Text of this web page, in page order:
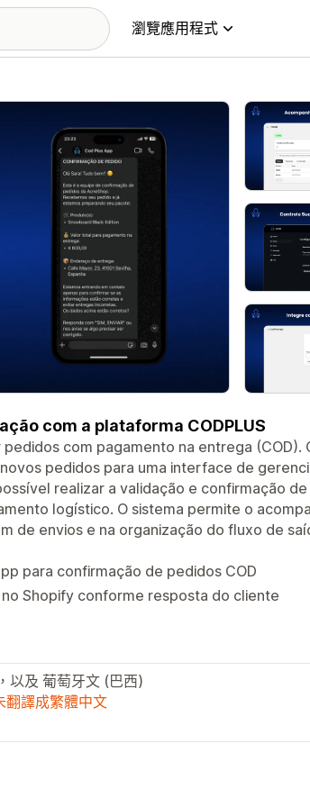
瀏覽應用程式
com a plataforma CODPLUS
com pagamento na entrega (COD).
pedidos para uma interface de
realizar a validação e confirmação de
logístico. O sistema permite o
de envios e na organização do fluxo de
para confirmação de pedidos COD
Shopify conforme resposta do cliente
以及 葡萄牙文 (巴西)
翻譯成繁體中文